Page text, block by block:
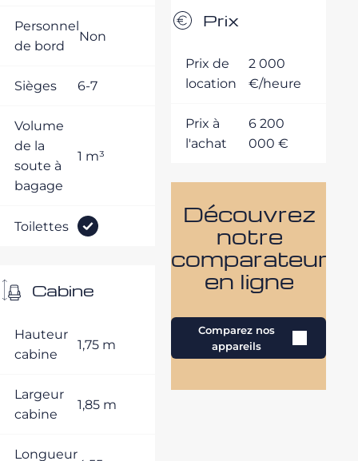
Personnel
de bord
Non
Sièges 6-7
Volume
de la
soute à
bagage
1 m³
Toilettes
Cabine
Hauteur
cabine
1,75 m
Largeur
cabine
1,85 m
Longueur
Prix
Prix de
location
2 000
€/heure
Prix à
l'achat
6 200
000 €
Découvrez
notre
comparateur
en ligne
Comparez nos
appareils